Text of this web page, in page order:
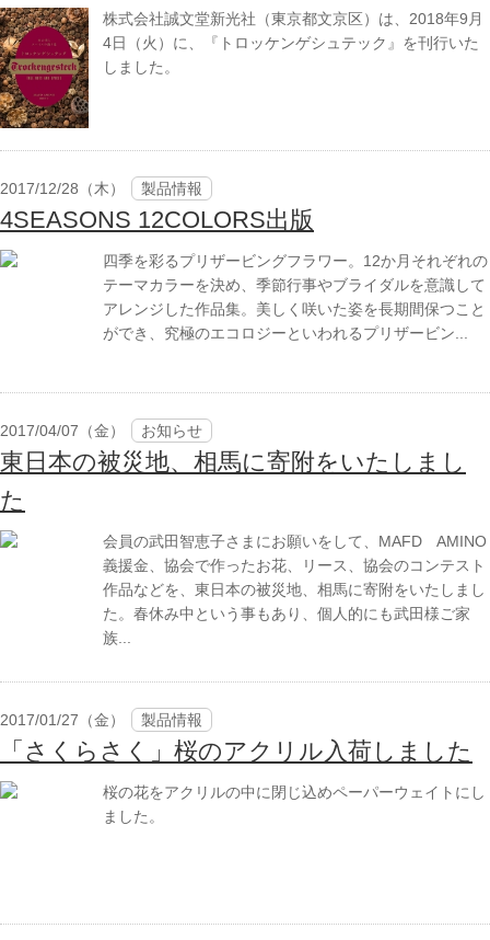
株式会社誠文堂新光社（東京都文京区）は、2018年9月
4日（火）に、『トロッケンゲシュテック』を刊行いた
しました。
2017/12/28（木） 製品情報
4SEASONS 12COLORS出版
四季を彩るプリザービングフラワー。12か月それぞれの
テーマカラーを決め、季節行事やブライダルを意識して
アレンジした作品集。美しく咲いた姿を長期間保つこと
ができ、究極のエコロジーといわれるプリザービン...
2017/04/07（金） お知らせ
東日本の被災地、相馬に寄附をいたしまし
た
会員の武田智恵子さまにお願いをして、MAFD AMINO
義援金、協会で作ったお花、リース、協会のコンテスト
作品などを、東日本の被災地、相馬に寄附をいたしまし
た。春休み中という事もあり、個人的にも武田様ご家
族...
2017/01/27（金） 製品情報
「さくらさく」桜のアクリル入荷しました
桜の花をアクリルの中に閉じ込めペーパーウェイトにし
ました。